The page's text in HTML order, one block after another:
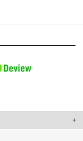
せたコンテンツや広告の